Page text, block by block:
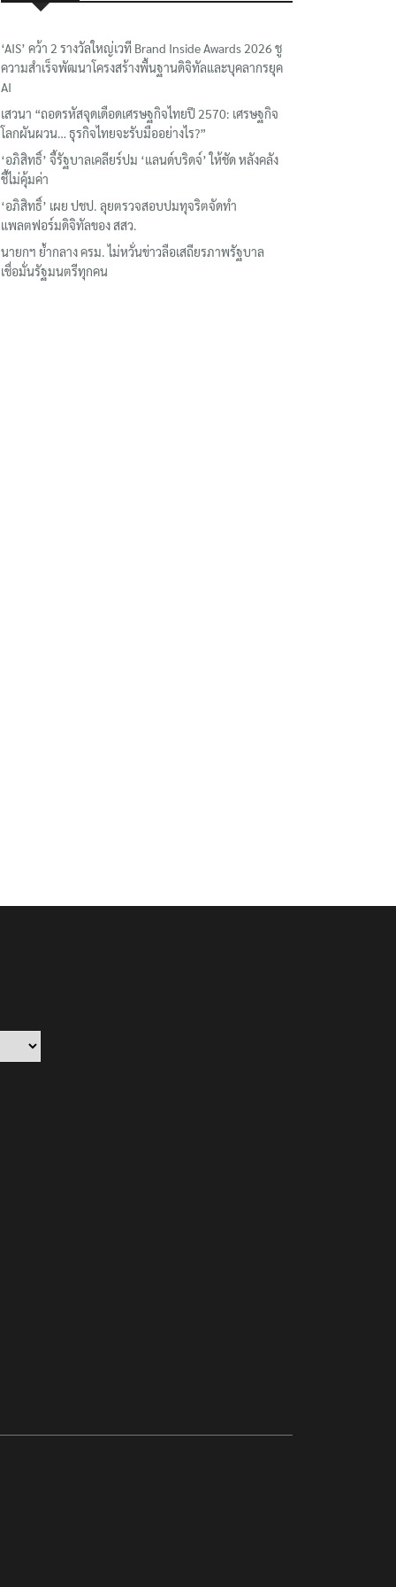
‘AIS’ คว้า 2 รางวัลใหญ่เวที Brand Inside Awards 2026 ชู
ความสำเร็จพัฒนาโครงสร้างพื้นฐานดิจิทัลและบุคลากรยุค
AI
เสวนา “ถอดรหัสจุดเดือดเศรษฐกิจไทยปี 2570: เศรษฐกิจ
โลกผันผวน… ธุรกิจไทยจะรับมืออย่างไร?”
‘อภิสิทธิ์’ จี้รัฐบาลเคลียร์ปม ‘แลนด์บริดจ์’ ให้ชัด หลังคลัง
ชี้ไม่คุ้มค่า
‘อภิสิทธิ์’ เผย ปชป. ลุยตรวจสอบปมทุจริตจัดทำ
แพลตฟอร์มดิจิทัลของ สสว.
นายกฯ ย้ำกลาง ครม. ไม่หวั่นข่าวลือเสถียรภาพรัฐบาล
เชื่อมั่นรัฐมนตรีทุกคน